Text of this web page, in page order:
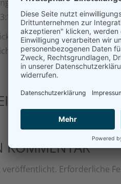
3:1 (30:32, 25:18, 25:20,
(21:25, 25:14, 25:21, 25:20)
Eibl, Jürgen Faber, Jonas
Jocelyn Moreau,
KOMMENTAR
KOMMENTAR
veröffentlicht. Erforderliche